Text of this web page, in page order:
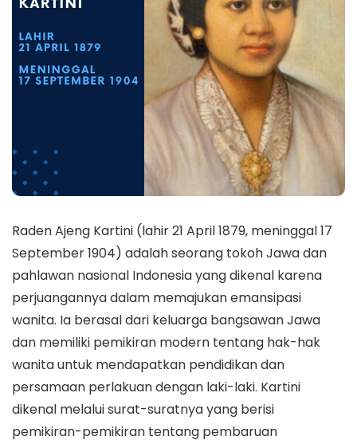
Raden Ajeng Kartini (lahir 21 April 1879, meninggal 17
September 1904) adalah seorang tokoh Jawa dan
pahlawan nasional Indonesia yang dikenal karena
perjuangannya dalam memajukan emansipasi
wanita. Ia berasal dari keluarga bangsawan Jawa
dan memiliki pemikiran modern tentang hak-hak
wanita untuk mendapatkan pendidikan dan
persamaan perlakuan dengan laki-laki. Kartini
dikenal melalui surat-suratnya yang berisi
pemikiran-pemikiran tentang pembaruan